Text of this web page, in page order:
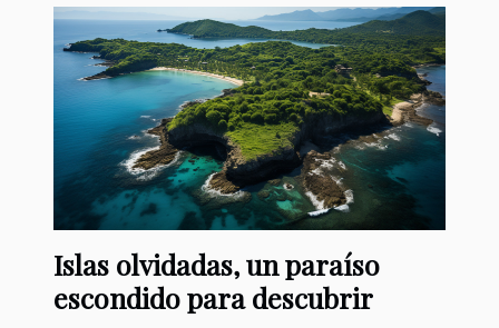
Islas olvidadas, un paraíso
escondido para descubrir